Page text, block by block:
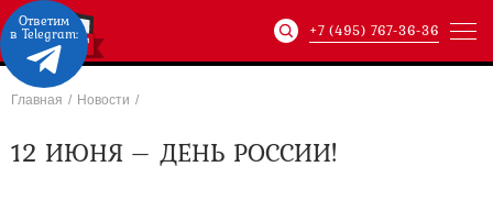
+7 (495) 767-36-36
Главная / Новости /
12 ИЮНЯ – ДЕНЬ РОССИИ!
Ответим
в Telegram: